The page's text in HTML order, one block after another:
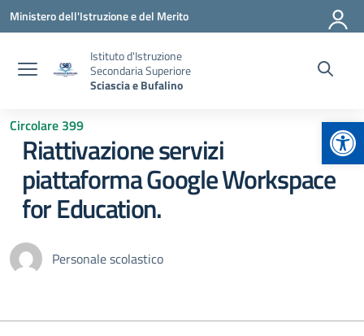
Vai ai contenuti
Vai al menu di navigazione
Vai al footer
Ministero dell'Istruzione e del Merito
Istituto d'Istruzione
Secondaria Superiore
Sciascia e Bufalino
Circolare 399
Riattivazione servizi
piattaforma Google Workspace
for Education.
Personale scolastico